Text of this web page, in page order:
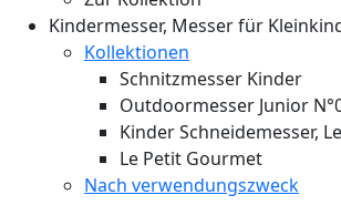
Kindermesser, Messer für
Kollektionen
Schnitzmesser Kinder
Outdoormesser Junior
Kinder Schneidemesser,
Le Petit Gourmet
Nach verwendungszweck